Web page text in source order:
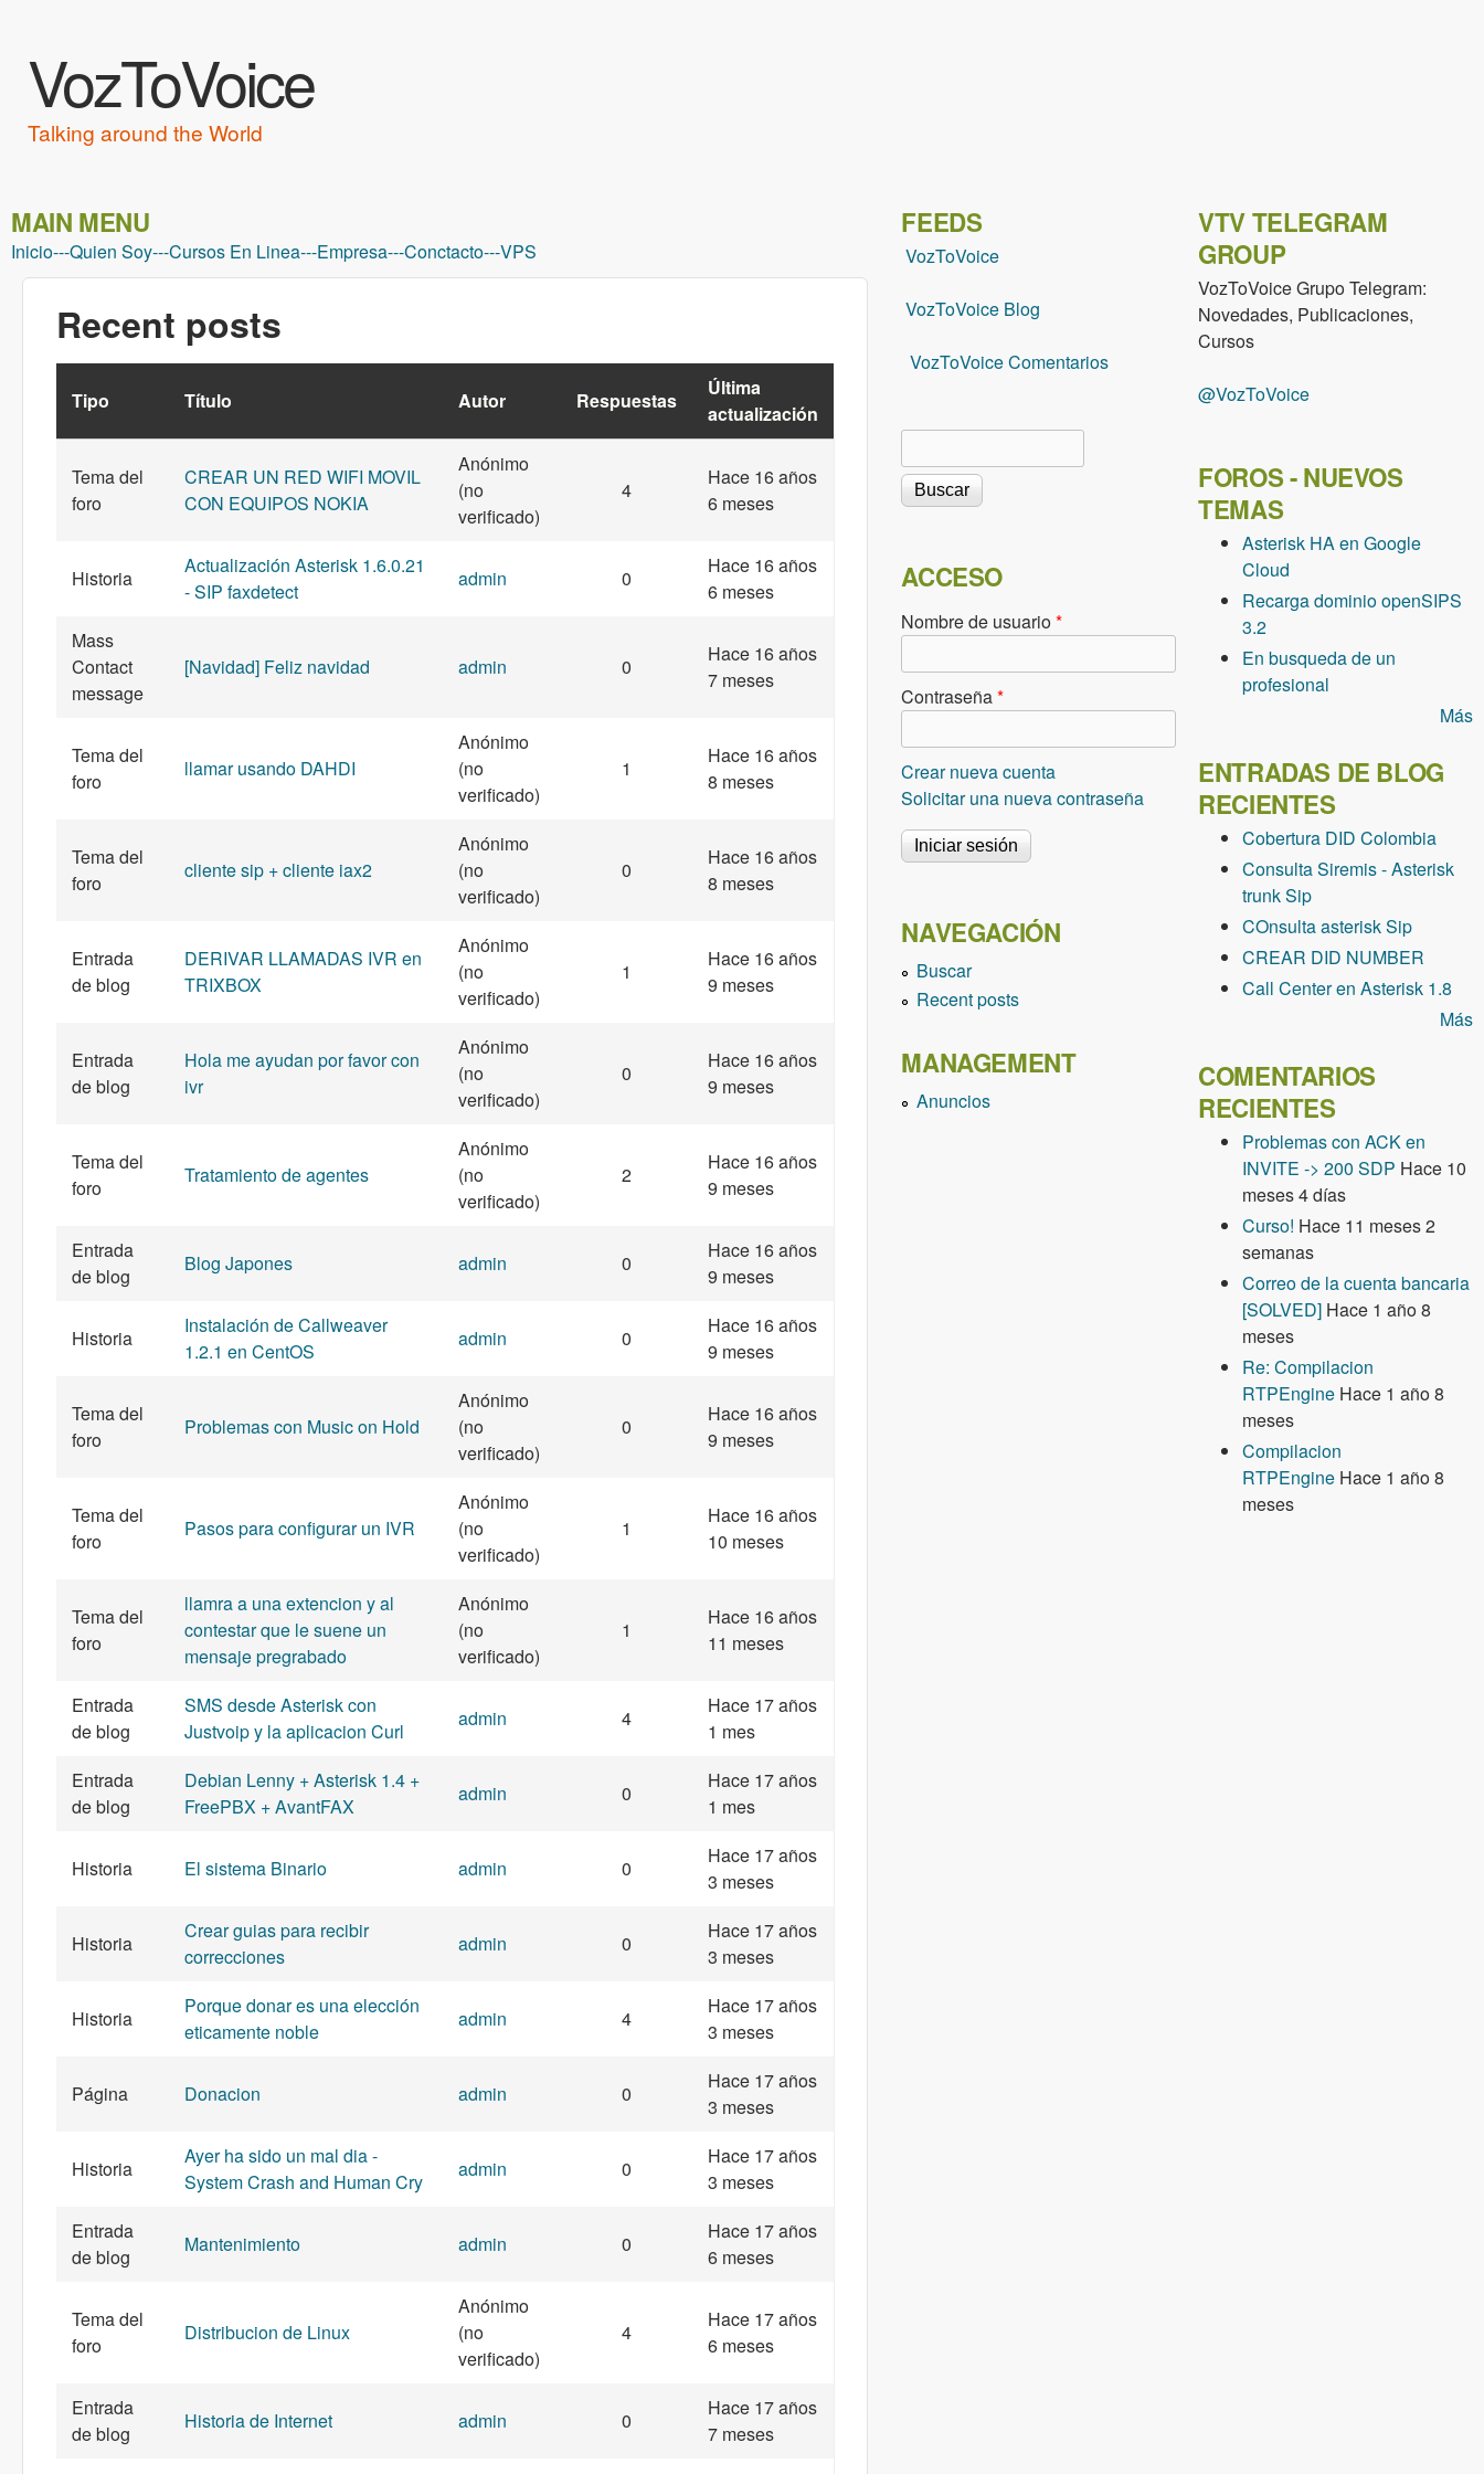
VozToVoice
Talking around the World
MAIN MENU
Inicio---Quien Soy---Cursos En Linea---Empresa---Conctacto---VPS
Recent posts
Tipo Título Autor Respuestas
Última
actualización
Tema del
foro
CREAR UN RED WIFI MOVIL
CON EQUIPOS NOKIA
Anónimo
(no
verificado)
4
Hace 16 años
6 meses
Historia
Actualización Asterisk 1.6.0.21
- SIP faxdetect
admin 0
Hace 16 años
6 meses
Mass
Contact
message
[Navidad] Feliz navidad admin 0
Hace 16 años
7 meses
Tema del
foro
llamar usando DAHDI
Anónimo
(no
verificado)
1
Hace 16 años
8 meses
Tema del
foro
cliente sip + cliente iax2
Anónimo
(no
verificado)
0
Hace 16 años
8 meses
Entrada
de blog
DERIVAR LLAMADAS IVR en
TRIXBOX
Anónimo
(no
verificado)
1
Hace 16 años
9 meses
Entrada
de blog
Hola me ayudan por favor con
ivr
Anónimo
(no
verificado)
0
Hace 16 años
9 meses
Tema del
foro
Tratamiento de agentes
Anónimo
(no
verificado)
2
Hace 16 años
9 meses
Entrada
de blog
Blog Japones admin 0
Hace 16 años
9 meses
Historia
Instalación de Callweaver
1.2.1 en CentOS
admin 0
Hace 16 años
9 meses
Tema del
foro
Problemas con Music on Hold
Anónimo
(no
verificado)
0
Hace 16 años
9 meses
Tema del
foro
Pasos para configurar un IVR
Anónimo
(no
verificado)
1
Hace 16 años
10 meses
Tema del
foro
llamra a una extencion y al
contestar que le suene un
mensaje pregrabado
Anónimo
(no
verificado)
1
Hace 16 años
11 meses
Entrada
de blog
SMS desde Asterisk con
Justvoip y la aplicacion Curl
admin 4
Hace 17 años
1 mes
Entrada
de blog
Debian Lenny + Asterisk 1.4 +
FreePBX + AvantFAX
admin 0
Hace 17 años
1 mes
Historia El sistema Binario admin 0
Hace 17 años
3 meses
Historia
Crear guias para recibir
correcciones
admin 0
Hace 17 años
3 meses
Historia
Porque donar es una elección
eticamente noble
admin 4
Hace 17 años
3 meses
Página Donacion admin 0
Hace 17 años
3 meses
Historia
Ayer ha sido un mal dia -
System Crash and Human Cry
admin 0
Hace 17 años
3 meses
Entrada
de blog
Mantenimiento admin 0
Hace 17 años
6 meses
Tema del
foro
Distribucion de Linux
Anónimo
(no
verificado)
4
Hace 17 años
6 meses
Entrada
de blog
Historia de Internet admin 0
Hace 17 años
7 meses
FEEDS
VozToVoice
VozToVoice Blog
VozToVoice Comentarios
Formulario de búsqueda
ACCESO
Nombre de usuario*
Contraseña*
Crear nueva cuenta
Solicitar una nueva contraseña
NAVEGACIÓN
Buscar
Recent posts
MANAGEMENT
Anuncios
VTV TELEGRAM
GROUP
VozToVoice Grupo Telegram:
Novedades, Publicaciones,
Cursos
@VozToVoice
FOROS - NUEVOS
TEMAS
Asterisk HA en Google
Cloud
Recarga dominio openSIPS
3.2
En busqueda de un
profesional
Más
ENTRADAS DE BLOG
RECIENTES
Cobertura DID Colombia
Consulta Siremis - Asterisk
trunk Sip
COnsulta asterisk Sip
CREAR DID NUMBER
Call Center en Asterisk 1.8
Más
COMENTARIOS
RECIENTES
Problemas con ACK en
INVITE -> 200 SDP Hace 10
meses 4 días
Curso! Hace 11 meses 2
semanas
Correo de la cuenta bancaria
[SOLVED] Hace 1 año 8
meses
Re: Compilacion
RTPEngine Hace 1 año 8
meses
Compilacion
RTPEngine Hace 1 año 8
meses